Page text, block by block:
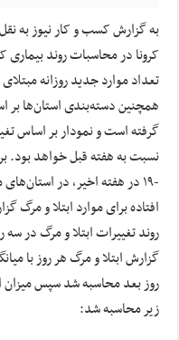
به گزارش کسب و کار نیوز به
تعداد موارد جدید روزانه
همچنین دسته‌بندی استان‌ها بر
گرفته است و نمودار بر اساس
نسبت به هفته قبل خواهد بود.
-۱۹ در هفته اخیر، در
افتاده برای موارد ابتلا و مرگ
روند تغییرات ابتلا و مرگ در
گزارش ابتلا و مرگ هر روز با
روز بعد محاسبه شد سپس میزان
زیر محاسبه شد: